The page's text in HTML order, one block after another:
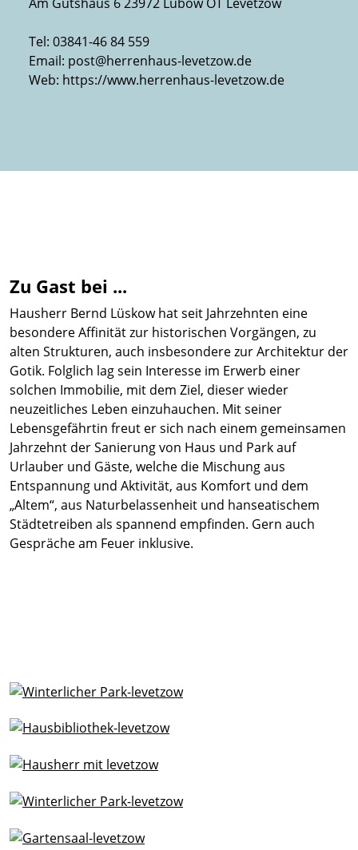
Tel: 03841-46 84 559
Email: post@herrenhaus-levetzow.de
Web: https://www.herrenhaus-levetzow.de
Zu Gast bei ...
Hausherr Bernd Lüskow hat seit Jahrzehnten eine
besondere Affinität zur historischen Vorgängen, zu
alten Strukturen, auch insbesondere zur Architektur der
Gotik. Folglich lag sein Interesse im Erwerb einer
solchen Immobilie, mit dem Ziel, dieser wieder
neuzeitliches Leben einzuhauchen. Mit seiner
Lebensgefährtin freut er sich nach einem gemeinsamen
Jahrzehnt der Sanierung von Haus und Park auf
Urlauber und Gäste, welche die Mischung aus
Entspannung und Aktivität, aus Komfort und dem
„Altem“, aus Naturbelassenheit und hanseatischem
Städtetreiben als spannend empfinden. Gern auch
Gespräche am Feuer inklusive.